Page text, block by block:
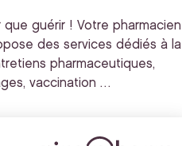
que guérir ! Votre pharmacien
des services dédiés à la
pharmaceutiques,
vaccination …